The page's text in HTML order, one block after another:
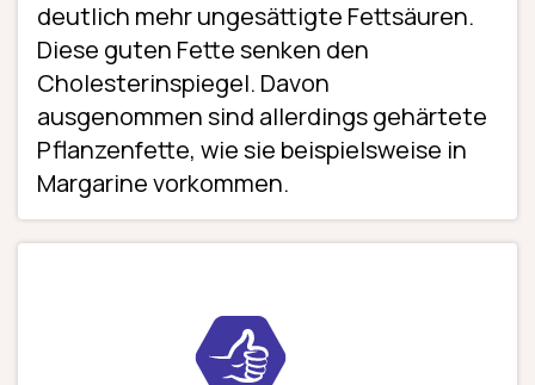
deutlich mehr ungesättigte Fettsäuren.
Diese guten Fette senken den
Cholesterinspiegel. Davon
ausgenommen sind allerdings gehärtete
Pflanzenfette, wie sie beispielsweise in
Margarine vorkommen.